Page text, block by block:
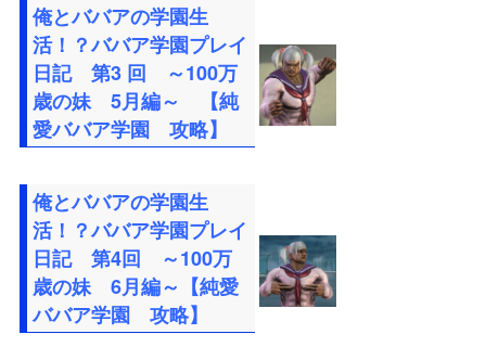
俺とババアの学園生
活！？ババア学園プレイ
日記 第3 回 ～100万
歳の妹 5月編～ 【純
愛ババア学園 攻略】
俺とババアの学園生
活！？ババア学園プレイ
日記 第4回 ～100万
歳の妹 6月編～【純愛
ババア学園 攻略】